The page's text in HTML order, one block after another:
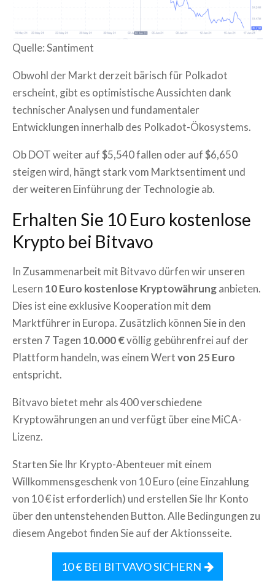
Quelle: Santiment
Obwohl der Markt derzeit bärisch für Polkadot
erscheint, gibt es optimistische Aussichten dank
technischer Analysen und fundamentaler
Entwicklungen innerhalb des Polkadot-Ökosystems.
Ob DOT weiter auf $5,540 fallen oder auf $6,650
steigen wird, hängt stark vom Marktsentiment und
der weiteren Einführung der Technologie ab.
Erhalten Sie 10 Euro kostenlose
Krypto bei Bitvavo
In Zusammenarbeit mit Bitvavo dürfen wir unseren
Lesern 10 Euro kostenlose Kryptowährunganbieten.
Dies ist eine exklusive Kooperation mit dem
Marktführer in Europa. Zusätzlich können Sie in den
ersten 7 Tagen 10.000 €völlig gebührenfrei auf der
Plattform handeln, was einem Wertvon 25 Euro
entspricht.
Bitvavo bietet mehr als 400 verschiedene
Kryptowährungen an und verfügt über eine MiCA-
Lizenz.
Starten Sie Ihr Krypto-Abenteuer mit einem
Willkommensgeschenk von 10 Euro (eine Einzahlung
von 10 € ist erforderlich) und erstellen Sie Ihr Konto
über den untenstehenden Button. Alle Bedingungen zu
diesem Angebot finden Sie auf der Aktionsseite.
10 € BEI BITVAVO SICHERN